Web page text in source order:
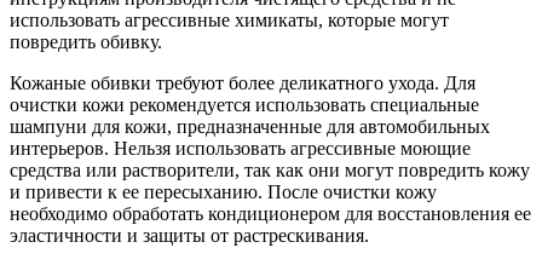
использовать агрессивные химикаты, которые могут
повредить обивку.
Кожаные обивки требуют более деликатного ухода. Для
очистки кожи рекомендуется использовать специальные
шампуни для кожи, предназначенные для автомобильных
интерьеров. Нельзя использовать агрессивные моющие
средства или растворители, так как они могут повредить кожу
и привести к ее пересыханию. После очистки кожу
необходимо обработать кондиционером для восстановления ее
эластичности и защиты от растрескивания.